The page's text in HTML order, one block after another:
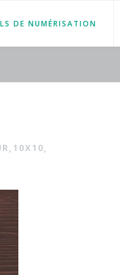
DE NUMÉRISATION
, 10X10,